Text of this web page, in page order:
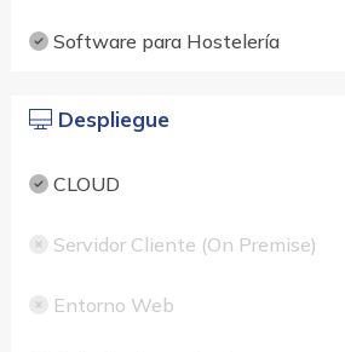
Software para Hostelería
Despliegue
CLOUD
Servidor Cliente (On Premise)
Entorno Web